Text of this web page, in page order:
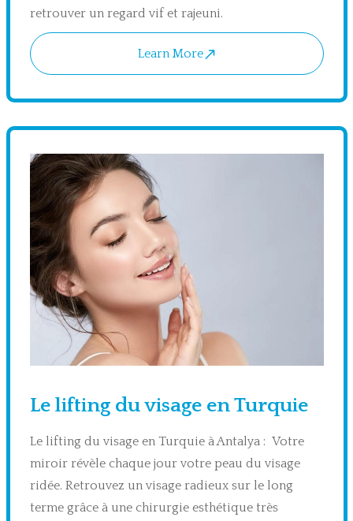
retrouver un regard vif et rajeuni.
Learn More
Le lifting du visage en Turquie
Le lifting du visage en Turquie à Antalya : Votre
miroir révèle chaque jour votre peau du visage
ridée. Retrouvez un visage radieux sur le long
terme grâce à une chirurgie esthétique très